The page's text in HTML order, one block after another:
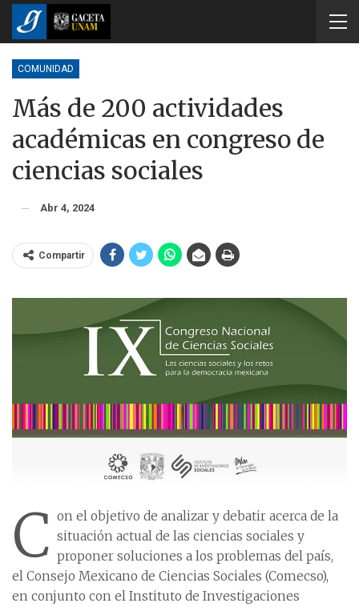
COMUNIDAD
Más de 200 actividades
académicas en congreso de
ciencias sociales
Abr 4, 2024
Compartir
C on el objetivo de analizar y debatir acerca de la
situación actual de las ciencias sociales y
proponer soluciones a los problemas del país,
el Consejo Mexicano de Ciencias Sociales (Comecso),
en conjunto con el Instituto de Investigaciones